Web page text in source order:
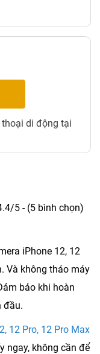
di động tại
5 - (5 bình chọn)
iPhone 12, 12
Và không tháo máy
bảo khi hoàn
đầu.
12 Pro, 12 Pro Max
ngay, không cần để